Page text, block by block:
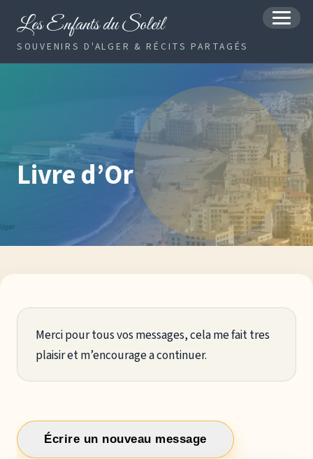
Les Enfants du Soleil
SOUVENIRS D'ALGER & RÉCITS PARTAGÉS
MENU
Livre d’Or
Merci pour tous vos messages, cela me fait tres
plaisir et m’encourage a continuer.